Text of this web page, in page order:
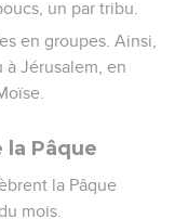
un par tribu.
en groupes. Ainsi,
Jérusalem, en
Pâque
la Pâque
mois.